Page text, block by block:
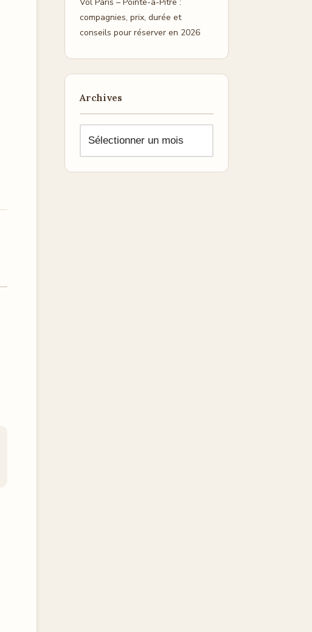
compagnies, prix, durée et
conseils pour réserver en 2026
Archives